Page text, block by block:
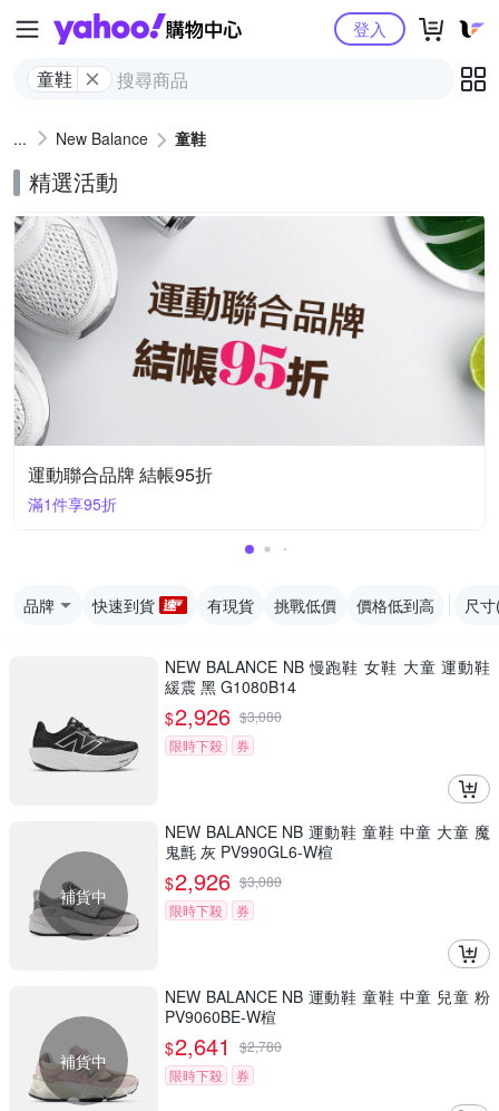
Yahoo購物中心
童鞋
登入
New Balance 童鞋
精選活動
運動聯合品牌 結帳95折
滿1件享95折
品牌 快速到貨 有現貨 挑戰低價 價格低到高 尺
NEW BALANCE NB 慢跑鞋 女鞋 大童 運動鞋
緩震 黑 G1080B14
$2,926 $3,080
限時下殺
券
補貨中
NEW BALANCE NB 運動鞋 童鞋 中童 大童 魔
鬼氈 灰 PV990GL6-W楦
$2,926 $3,080
限時下殺
券
補貨中
NEW BALANCE NB 運動鞋 童鞋 中童 兒童 粉
PV9060BE-W楦
$2,641 $2,780
限時下殺
券